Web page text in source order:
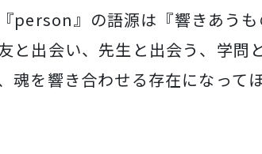
person』の語源は『響きあう
と出会い、先生と出会う、学問
魂を響き合わせる存在になってほ